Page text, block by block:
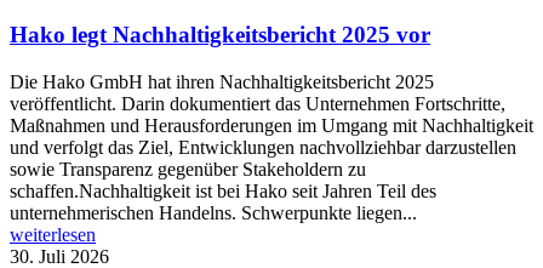
Hako legt Nachhaltigkeitsbericht 2025 vor
Die Hako GmbH hat ihren Nachhaltigkeitsbericht 2025
veröffentlicht. Darin dokumentiert das Unternehmen Fortschritte,
Maßnahmen und Herausforderungen im Umgang mit Nachhaltigkeit
und verfolgt das Ziel, Entwicklungen nachvollziehbar darzustellen
sowie Transparenz gegenüber Stakeholdern zu
schaffen.Nachhaltigkeit ist bei Hako seit Jahren Teil des
unternehmerischen Handelns. Schwerpunkte liegen...
weiterlesen
30. Juli 2026